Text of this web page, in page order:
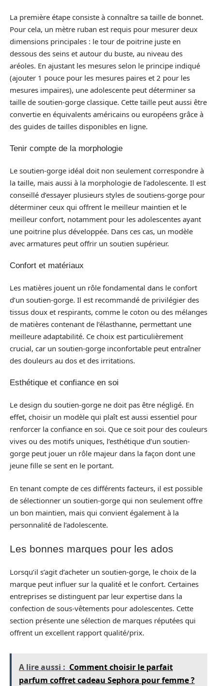
La première étape consiste à connaître sa taille de bonnet.
Pour cela, un mètre ruban est requis pour mesurer deux
dimensions principales : le tour de poitrine juste en
dessous des seins et autour du buste, au niveau des
aréoles. En ajustant les mesures selon le principe indiqué
(ajouter 1 pouce pour les mesures paires et 2 pour les
mesures impaires), une adolescente peut déterminer sa
taille de soutien-gorge classique. Cette taille peut aussi être
convertie en équivalents américains ou européens grâce à
des guides de tailles disponibles en ligne.
Tenir compte de la morphologie
Le soutien-gorge idéal doit non seulement correspondre à
la taille, mais aussi à la morphologie de l’adolescente. Il est
conseillé d’essayer plusieurs styles de soutiens-gorge pour
déterminer ceux qui offrent le meilleur maintien et le
meilleur confort, notamment pour les adolescentes ayant
une poitrine plus développée. Dans ces cas, un modèle
avec armatures peut offrir un soutien supérieur.
Confort et matériaux
Les matières jouent un rôle fondamental dans le confort
d’un soutien-gorge. Il est recommandé de privilégier des
tissus doux et respirants, comme le coton ou des mélanges
de matières contenant de l’élasthanne, permettant une
meilleure adaptabilité. Ce choix est particulièrement
crucial, car un soutien-gorge inconfortable peut entraîner
des douleurs au dos et des irritations.
Esthétique et confiance en soi
Le design du soutien-gorge ne doit pas être négligé. En
effet, choisir un modèle qui plaît est aussi essentiel pour
renforcer la confiance en soi. Que ce soit pour des couleurs
vives ou des motifs uniques, l’esthétique d’un soutien-
gorge peut jouer un rôle majeur dans la façon dont une
jeune fille se sent en le portant.
En tenant compte de ces différents facteurs, il est possible
de sélectionner un soutien-gorge qui non seulement offre
un bon maintien, mais qui convient également à la
personnalité de l’adolescente.
Les bonnes marques pour les ados
Lorsqu’il s’agit d’acheter un soutien-gorge, le choix de la
marque peut influer sur la qualité et le confort. Certaines
entreprises se distinguent par leur expertise dans la
confection de sous-vêtements pour adolescentes. Cette
section présente une sélection de marques réputées qui
offrent un excellent rapport qualité/prix.
A lire aussi : Comment choisir le parfait
parfum coffret cadeau Sephora pour femme ?